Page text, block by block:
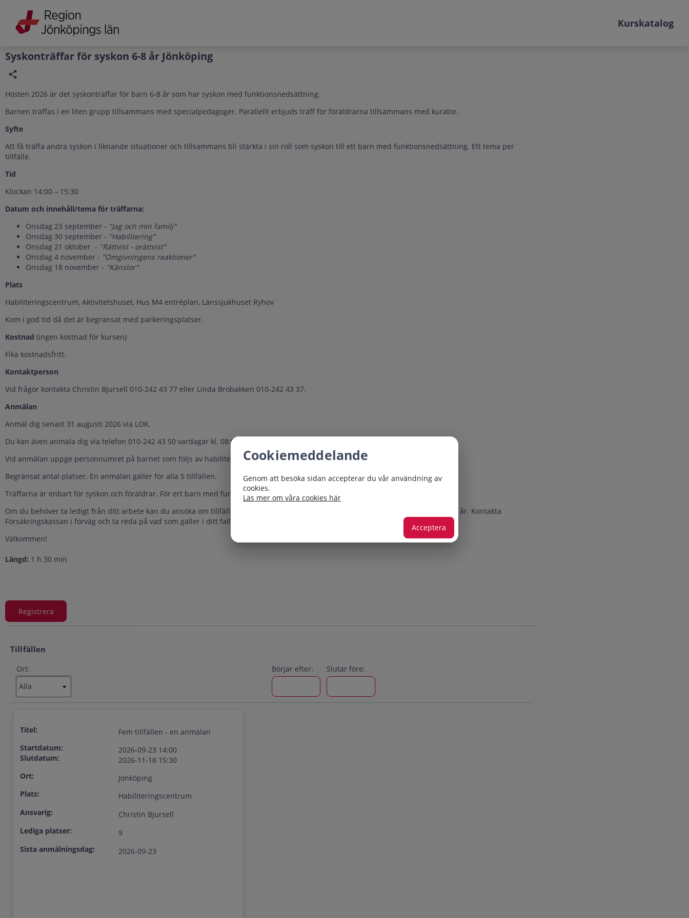
Grade
Portal
Kurskatalog
Syskonträffar för syskon 6-8 år Jönköping
Hösten 2026 är det syskonträffar för barn 6-8 år som har syskon med funktionsnedsättning.
Barnen träffas i en liten grupp tillsammans med specialpedagoger. Parallellt erbjuds träff för föräldrarna tillsammans med kurator.
Syfte
Att få träffa andra syskon i liknande situationer och tillsammans bli stärkta i sin roll som syskon till ett barn med funktionsnedsättning. Ett tema per
tillfälle.
Tid
Klockan 14:00 – 15:30
Datum och innehåll/tema för träffarna:
Onsdag 23 september - "Jag och min familj"
Onsdag 30 september - "Habilitering"
Onsdag 21 oktober - "Rättvist - orättvist"
Onsdag 4 november - "Omgivningens reaktioner"
Onsdag 18 november - "Känslor"
Plats
Habiliteringscentrum, Aktivitetshuset, Hus M4 entréplan, Länssjukhuset Ryhov
Kom i god tid då det är begränsat med parkeringsplatser.
Kostnad (ingen kostnad för kursen)
Fika kostnadsfritt.
Kontaktperson
Vid frågor kontakta Christin Bjursell 010-242 43 77 eller Linda Brobakken 010-242 43 37.
Anmälan
Anmäl dig senast 31 augusti 2026 via LOK.
Du kan även anmäla dig via telefon 010-242 43 50 vardagar kl. 08:00-12:00.
Vid anmälan uppge personnumret på barnet som följs av habiliteringen samt namn på deltagarna för kursen.
Begränsat antal platser. En anmälan gäller för alla 5 tillfällen.
Träffarna är enbart för syskon och föräldrar. För ert barn med funktionsnedsättning behöver ni därför ordna annan tillsyn.
Om du behöver ta ledigt från ditt arbete kan du ansöka om tillfällig föräldrapenning eller kontaktdag om ditt barn ännu inte fyllt 16 år. Kontakta
Försäkringskassan i förväg och ta reda på vad som gäller i ditt fall.
Välkommen!
Längd: 1 h 30 min
Tillfällen
Ort: Börjar efter: Slutar före:
Titel:
Fem tillfällen - en anmälan
Startdatum:
Slutdatum:
2026-09-23 14:00
2026-11-18 15:30
Ort:
Jönköping
Plats:
Habiliteringscentrum
Ansvarig:
Christin Bjursell
Lediga platser:
9
Sista anmälningsdag:
2026-09-23
Cookiemeddelande
Genom att besöka sidan accepterar du vår användning av
cookies.
Läs mer om våra cookies här
Acceptera